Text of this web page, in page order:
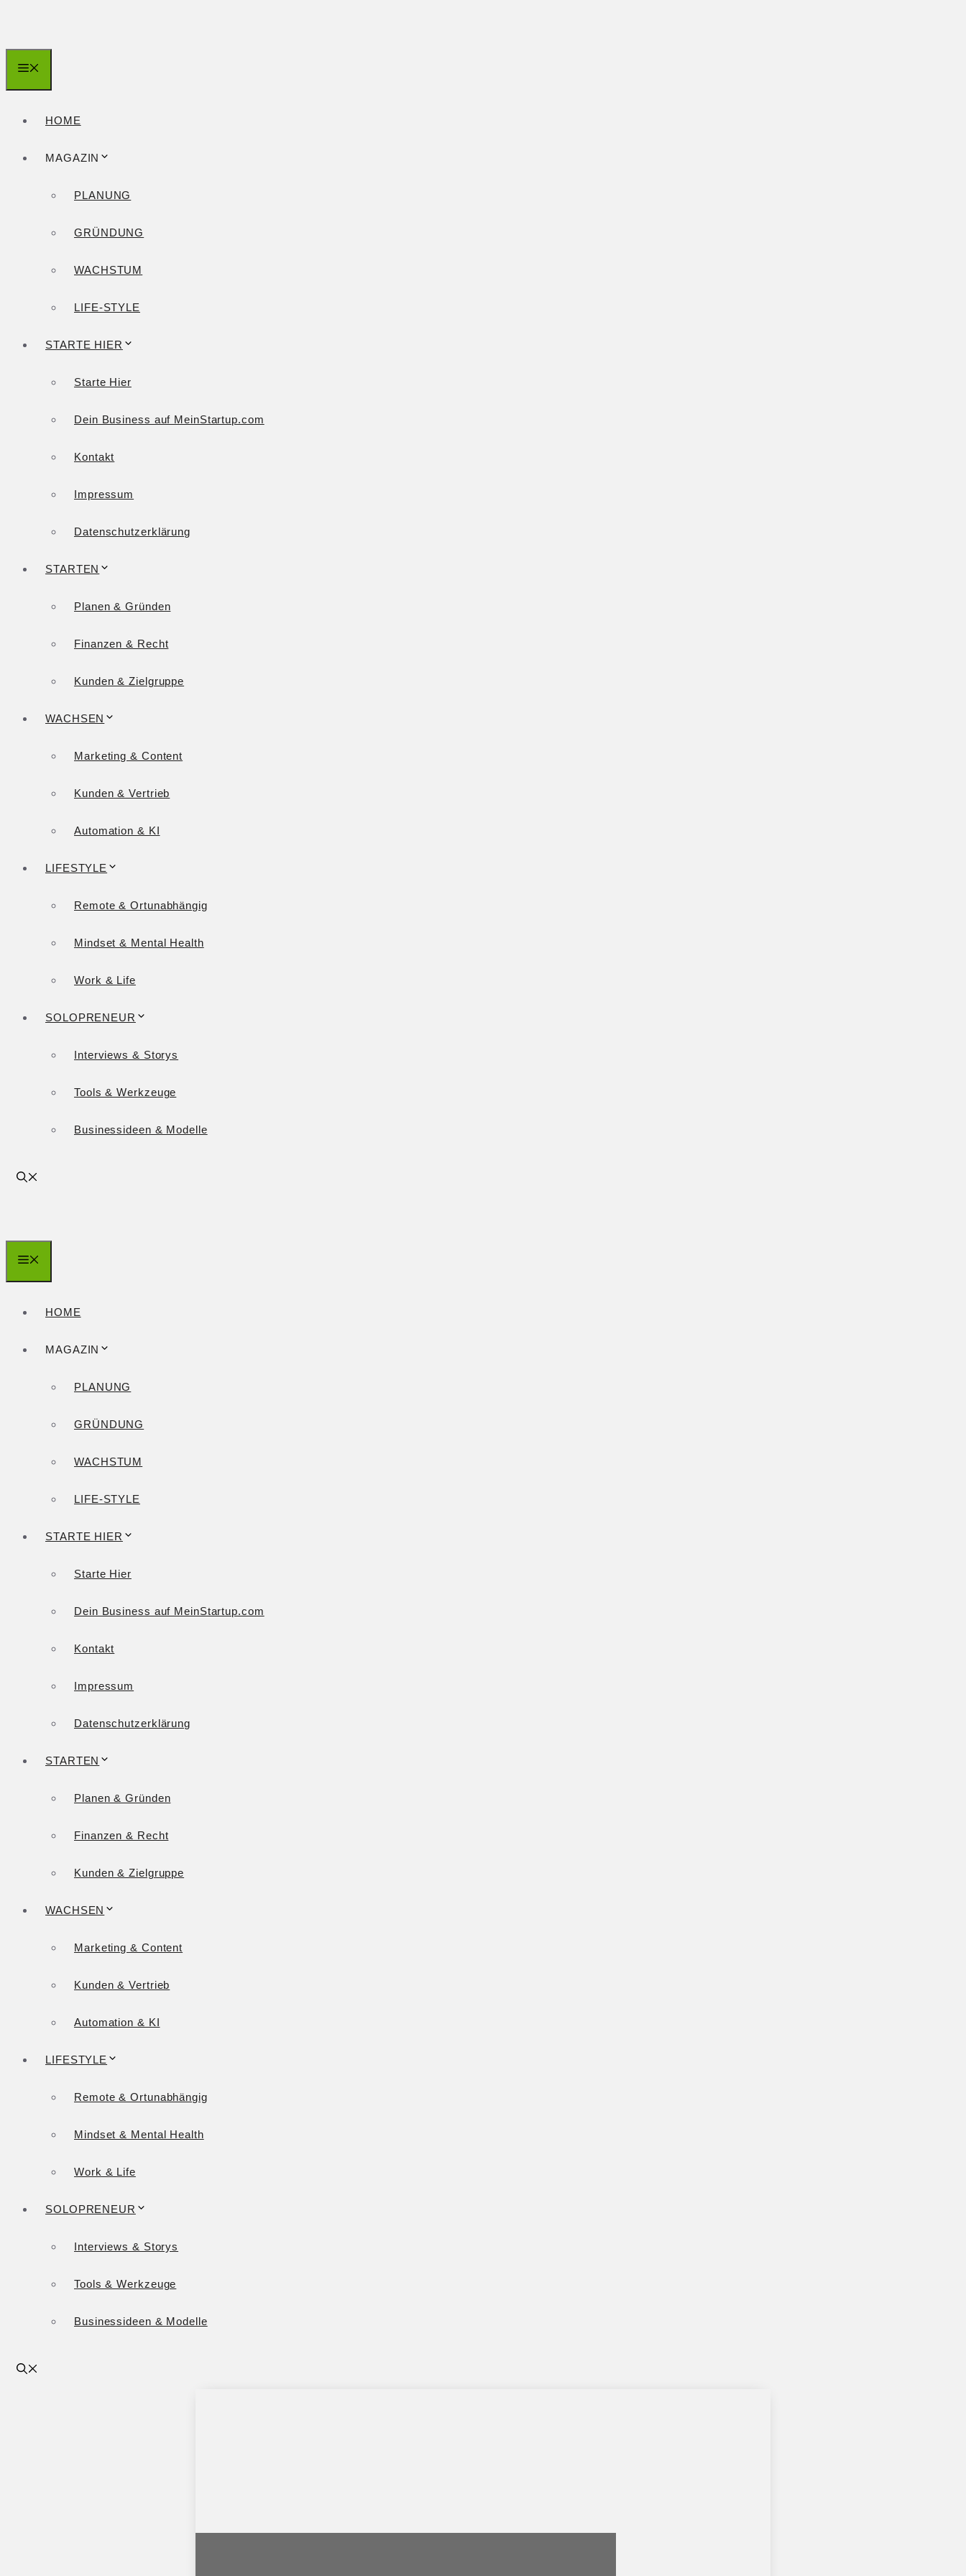
springen
HOME
MAGAZIN
PLANUNG
GRÜNDUNG
WACHSTUM
LIFE-STYLE
STARTE HIER
Starte Hier
Dein Business auf MeinStartup.com
Kontakt
Impressum
Datenschutzerklärung
STARTEN
Planen & Gründen
Finanzen & Recht
Kunden & Zielgruppe
WACHSEN
Marketing & Content
Kunden & Vertrieb
Automation & KI
LIFESTYLE
Remote & Ortunabhängig
Mindset & Mental Health
Work & Life
SOLOPRENEUR
Interviews & Storys
Tools & Werkzeuge
Businessideen & Modelle
HOME
MAGAZIN
PLANUNG
GRÜNDUNG
WACHSTUM
LIFE-STYLE
STARTE HIER
Starte Hier
Dein Business auf MeinStartup.com
Kontakt
Impressum
Datenschutzerklärung
STARTEN
Planen & Gründen
Finanzen & Recht
Kunden & Zielgruppe
WACHSEN
Marketing & Content
Kunden & Vertrieb
Automation & KI
LIFESTYLE
Remote & Ortunabhängig
Mindset & Mental Health
Work & Life
SOLOPRENEUR
Interviews & Storys
Tools & Werkzeuge
Businessideen & Modelle